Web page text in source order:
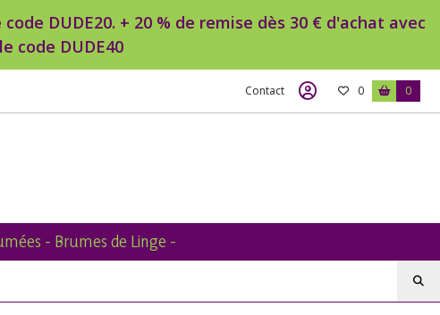
DUDE20. + 20 % de remise dès 30 € d'achat avec
code DUDE40
Contact 0 0
- Brumes de Linge -